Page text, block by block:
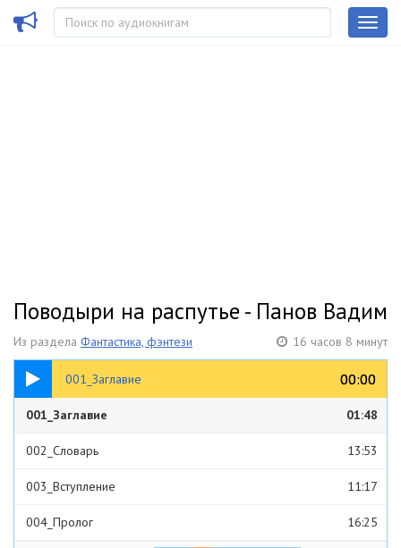
Поводыри на распутье - Панов Вадим
Из раздела Фантастика, фэнтези 16 часов 8 минут
001_Заглавие 00:00
00:00
01:48
001_Заглавие 01:48
002_Словарь 13:53
003_Вступление 11:17
004_Пролог 16:25